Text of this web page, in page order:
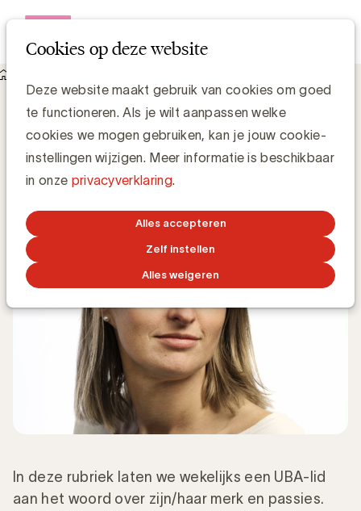
Cookies op deze website
Deze website maakt gebruik van cookies om goed
te functioneren. Als je wilt aanpassen welke
cookies we mogen gebruiken, kan je jouw cookie-
instellingen wijzigen. Meer informatie is beschikbaar
in onze privacyverklaring.
Alles accepteren
Zelf instellen
Alles weigeren
Negen vragen aan Tine Ryssaert,
Danone
UBA Team
In deze rubriek laten we wekelijks een UBA-lid
aan het woord over zijn/haar merk en passies.